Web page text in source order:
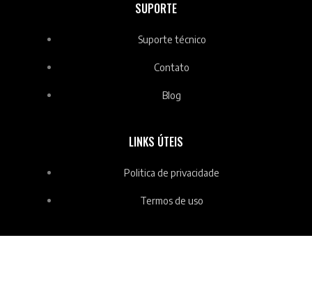
SUPORTE
Suporte técnico
Contato
Blog
LINKS ÚTEIS
Politica de privacidade
Termos de uso